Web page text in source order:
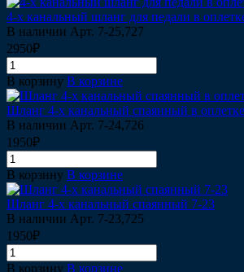
4-х канальный шланг для педали в
В наличии Арт. 7-25,727
2950₽
В корзину В корзине
Шланг 4-х канальный спаянный в
В наличии Арт. 7-24,726
1950₽
В корзину В корзине
Шланг 4-х канальный спаянный 7-23
В наличии Арт. 7-23,725
1950₽
В корзину В корзине